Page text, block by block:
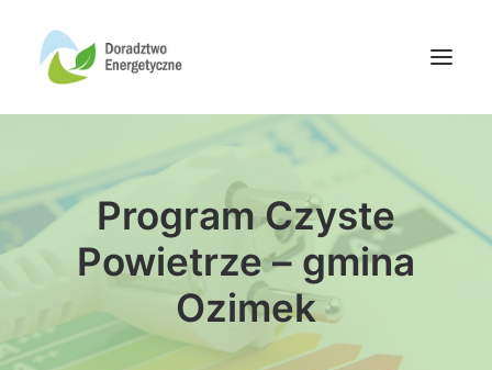
Oferta doradców
Aktualności
Wydarzenia
Oferta finansowania
Wiedza
Media
Program Czyste
Powietrze – gmina
Ozimek